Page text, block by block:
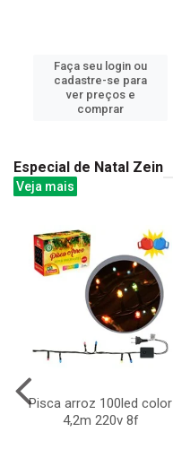
Faça seu login ou
cadastre-se para
ver preços e
comprar
Especial de Natal Zein
Veja mais
Pisca arroz 100led color
4,2m 220v 8f